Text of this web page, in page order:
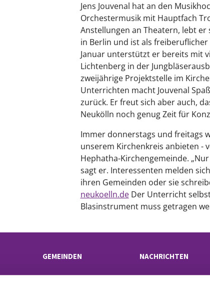
Jens Jouvenal hat an den
Orchestermusik mit Hauptfach
Anstellungen an Theatern, lebt
in Berlin und ist als
Januar unterstützt er bereits mit
Lichtenberg in der
zweijährige Projektstelle im
Unterrichten macht Jouvenal
zurück. Er freut sich aber auch,
Neukölln noch genug Zeit für
Immer donnerstags und freitags
unserem Kirchenkreis anbieten -
Hephatha-Kirchengemeinde.
sagt er. Interessenten melden
ihren Gemeinden oder sie
neukoelln.deDer Unterricht
Blasinstrument muss getragen
GEMEINDEN NACHRICHTEN